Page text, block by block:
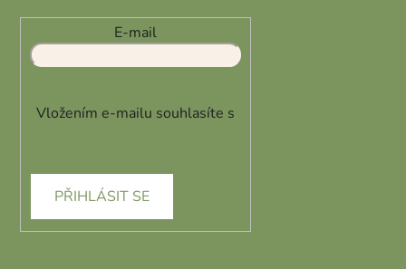
E-mail
Vložením e-mailu souhlasíte s
PŘIHLÁSIT SE